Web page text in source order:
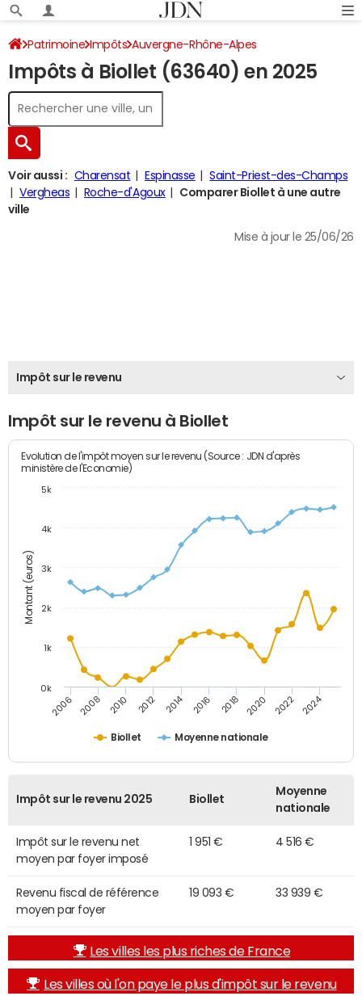
Patrimoine Impôts Auvergne-Rhône-Alpes
Puy-de-Dôme Biollet Impôt sur le revenu
Impôts à Biollet (63640) en 2025
Voir aussi : Charensat Espinasse
Saint-Priest-des-Champs
Vergheas
Roche-d'Agoux
Comparer Biollet à une autre
ville
Mise à jour le 25/06/26
Impôt sur le revenu
Impôt sur le revenu à Biollet
Montant (euros)
Evolution de l'impôt moyen sur le revenu (Source : JDN d'après
ministère de l'Economie)
Biollet Moyenne nationale
2006 2008 2010 2012 2014 2016 2018 2020 2022 2024
0k
1k
2k
3k
4k
5k
Impôt sur le revenu 2025 Biollet
Moyenne
nationale
Impôt sur le revenu net
moyen par foyer imposé
1 951 € 4 516 €
Revenu fiscal de référence
moyen par foyer
19 093 € 33 939 €
Les villes les plus riches de France
Les villes où l'on paye le plus d'impôt sur le revenu